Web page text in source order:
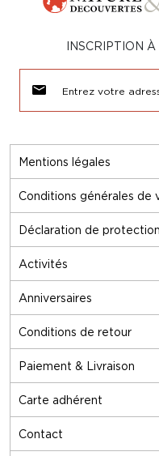
Mentions légales
Conditions générales de
Déclaration de
Activités
Anniversaires
Conditions de retour
Paiement & Livraison
Carte adhérent
Contact
INSCRIPTION